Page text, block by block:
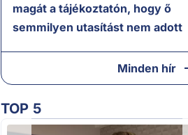
magát a tájékoztatón, hogy ő
semmilyen utasítást nem adott
Minden hír
TOP 5